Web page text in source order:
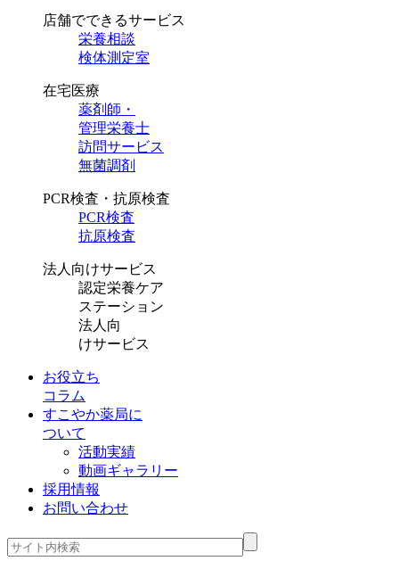
店舗でできるサービス
栄養相談
検体測定室
在宅医療
薬剤師・
管理栄養士
訪問サービス
無菌調剤
PCR検査・抗原検査
PCR検査
抗原検査
法人向けサービス
認定栄養ケア
ステーション
法人向
けサービス
お役立ち
コラム
すこやか薬局に
ついて
活動実績
動画ギャラリー
採用情報
お問い合わせ